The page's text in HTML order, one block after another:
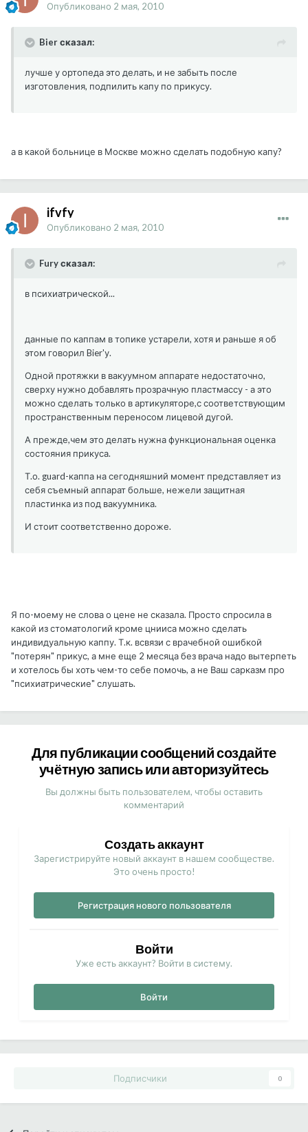
Опубликовано 2 мая, 2010
Bier сказал:
лучше у ортопеда это делать, и не забыть после
изготовления, подпилить капу по прикусу.
а в какой больнице в Москве можно сделать подобную капу?
ifvfy
Опубликовано 2 мая, 2010
Fury сказал:
в психиатрической...
данные по каппам в топике устарели, хотя и раньше я об
этом говорил Bier'у.
Одной протяжки в вакуумном аппарате недостаточно,
сверху нужно добавлять прозрачную пластмассу - а это
можно сделать только в артикуляторе,с соответствующим
пространственным переносом лицевой дугой.
А прежде,чем это делать нужна функциональная оценка
состояния прикуса.
Т.о. guard-каппа на сегодняшний момент представляет из
себя съемный аппарат больше, нежели защитная
пластинка из под вакуумника.
И стоит соответственно дороже.
Я по-моему не слова о цене не сказала. Просто спросила в
какой из стоматологий кроме цнииса можно сделать
индивидуальную каппу. Т.к. всвязи с врачебной ошибкой
"потерян" прикус, а мне еще 2 месяца без врача надо вытерпеть
и хотелось бы хоть чем-то себе помочь, а не Ваш сарказм про
"психиатрические" слушать.
Для публикации сообщений создайте
учётную запись или авторизуйтесь
Вы должны быть пользователем, чтобы оставить
комментарий
Создать аккаунт
Зарегистрируйте новый аккаунт в нашем сообществе.
Это очень просто!
Регистрация нового пользователя
Войти
Уже есть аккаунт? Войти в систему.
Войти
Подписчики 0